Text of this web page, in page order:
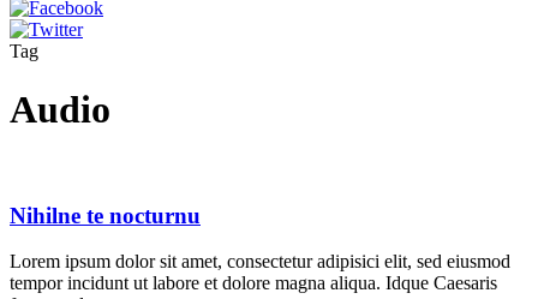
Tag
Audio
Nihilne te nocturnu
Lorem ipsum dolor sit amet, consectetur adipisici elit, sed eiusmod
tempor incidunt ut labore et dolore magna aliqua. Idque Caesaris